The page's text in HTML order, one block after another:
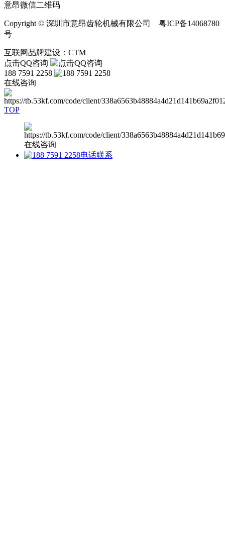
意昂微信二维码
Copyright © 深圳市意昂齿轮机械有限公司 粤ICP备14068780
号
互联网品牌建设：CTM
点击QQ咨询
188 7591 2258
在线咨询
TOP
在线咨询
电话联系